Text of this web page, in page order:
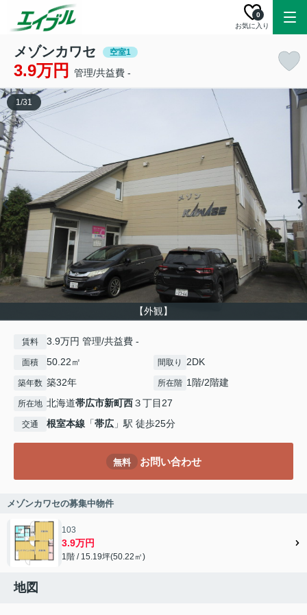
お気に入り
0
メゾンカワセ 空室1
3.9万円 管理/共益費 -
【外観】
1/31
賃料 3.9万円 管理/共益費 -
面積 50.22㎡ 間取り 2DK
築年数 築32年 所在階 1階/2階建
所在地 北海道帯広市新町西３丁目27
交通 根室本線 「帯広 」駅 徒歩25分
無料 お問い合わせ
メゾンカワセの募集中物件
103
3.9万円
1階 / 15.19坪(50.22㎡)
地図